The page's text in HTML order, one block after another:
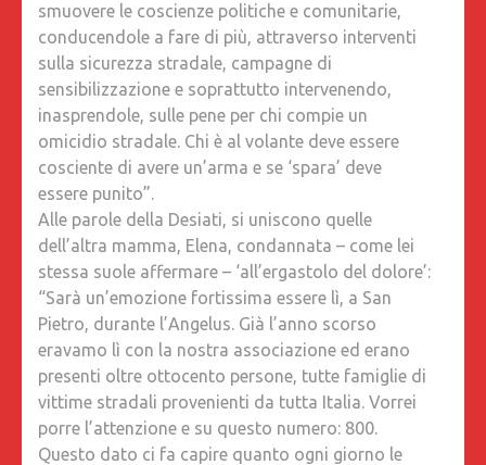
smuovere le coscienze politiche e comunitarie,
conducendole a fare di più, attraverso interventi
sulla sicurezza stradale, campagne di
sensibilizzazione e soprattutto intervenendo,
inasprendole, sulle pene per chi compie un
omicidio stradale. Chi è al volante deve essere
cosciente di avere un’arma e se ‘spara’ deve
essere punito”.
Alle parole della Desiati, si uniscono quelle
dell’altra mamma, Elena, condannata – come lei
stessa suole affermare – ‘all’ergastolo del dolore’:
“Sarà un’emozione fortissima essere lì, a San
Pietro, durante l’Angelus. Già l’anno scorso
eravamo lì con la nostra associazione ed erano
presenti oltre ottocento persone, tutte famiglie di
vittime stradali provenienti da tutta Italia. Vorrei
porre l’attenzione e su questo numero: 800.
Questo dato ci fa capire quanto ogni giorno le